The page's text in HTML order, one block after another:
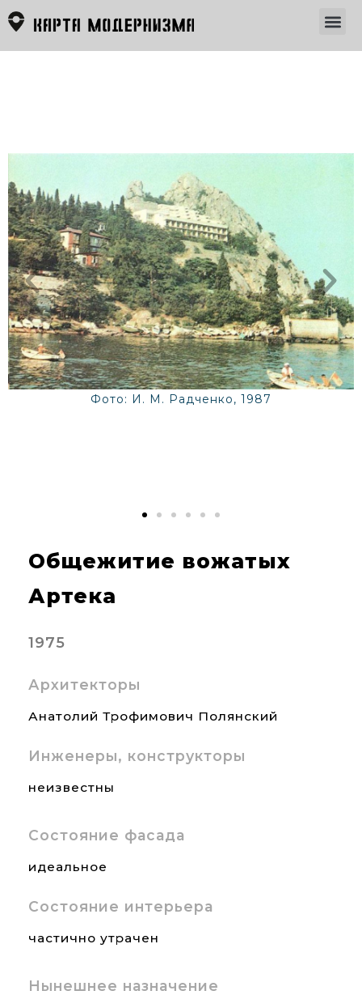
Фото: И. М. Радченко, 1987
Общежитие вожатых
Артека
1975
Архитекторы
Анатолий Трофимович Полянский
Инженеры, конструкторы
неизвестны
Состояние фасада
идеальное
Состояние интерьера
частично утрачен
Нынешнее назначение